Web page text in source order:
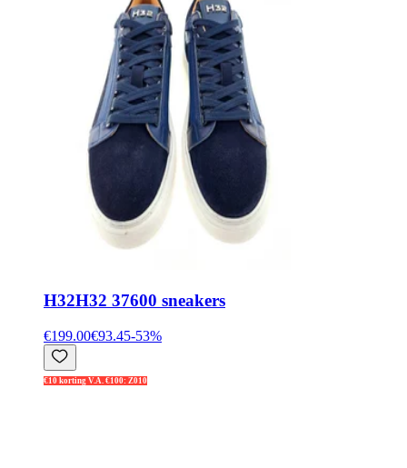
H32H32 37600 sneakers
€199.00€93.45-53%
€10 korting V.A. €100: Z010